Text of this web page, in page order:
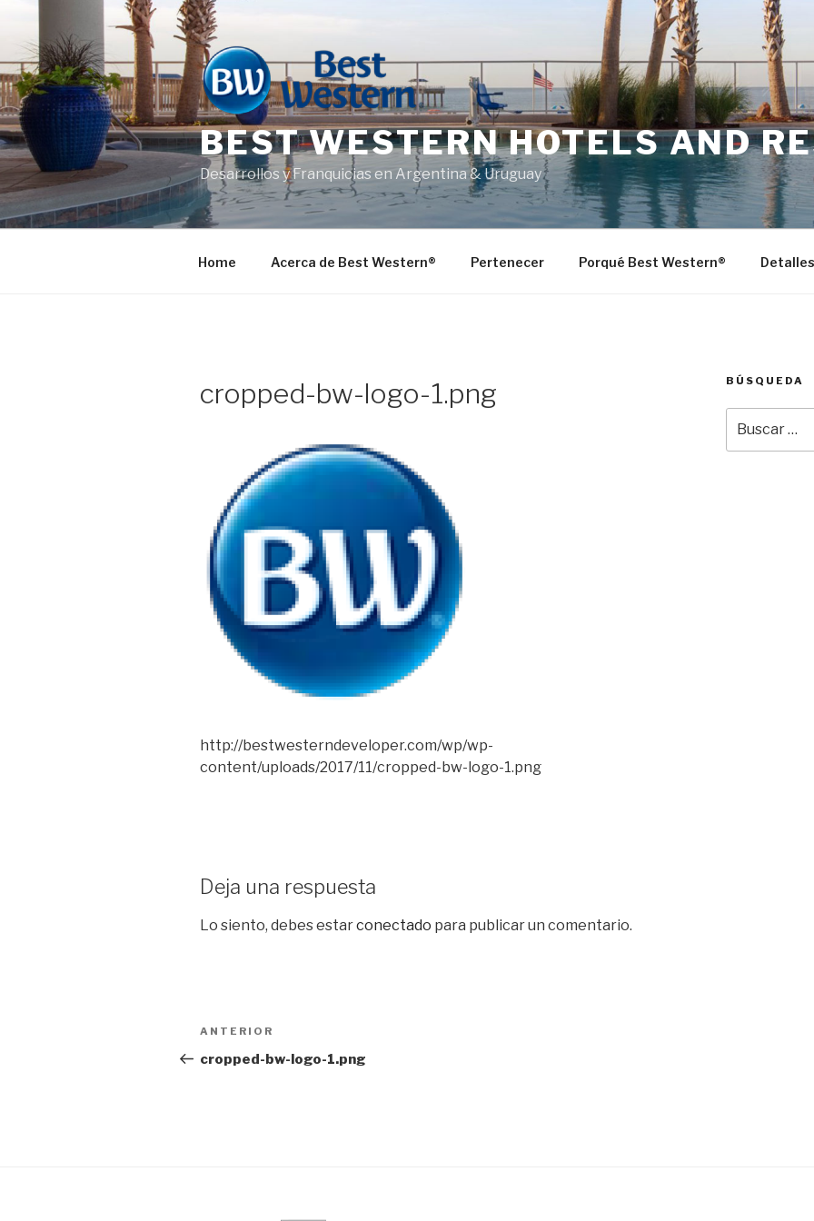
contenido
BEST WESTERN HOTELS AND
Desarrollos y Franquicias en Argentina & Uruguay
Home Acerca de Best Western® Pertenecer Porqué Best Western®
cropped-bw-logo-1.png
http://bestwesterndeveloper.com/wp/wp-
content/uploads/2017/11/cropped-bw-logo-1.png
Deja una respuesta
Lo siento, debes estarconectado para publicar un comentario.
Navegación
de
Entrada
anterior:
ANTERIOR
cropped-bw-logo-1.png
BÚSQUEDA
por: